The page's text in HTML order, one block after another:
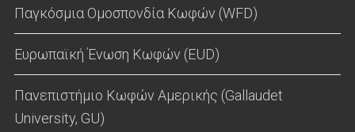
Παγκόσμια Ομοσπονδία Κωφών (WFD)
Ευρωπαϊκή Ένωση Κωφών (EUD)
Πανεπιστήμιο Κωφών Αμερικής (Gallaudet
University, GU)